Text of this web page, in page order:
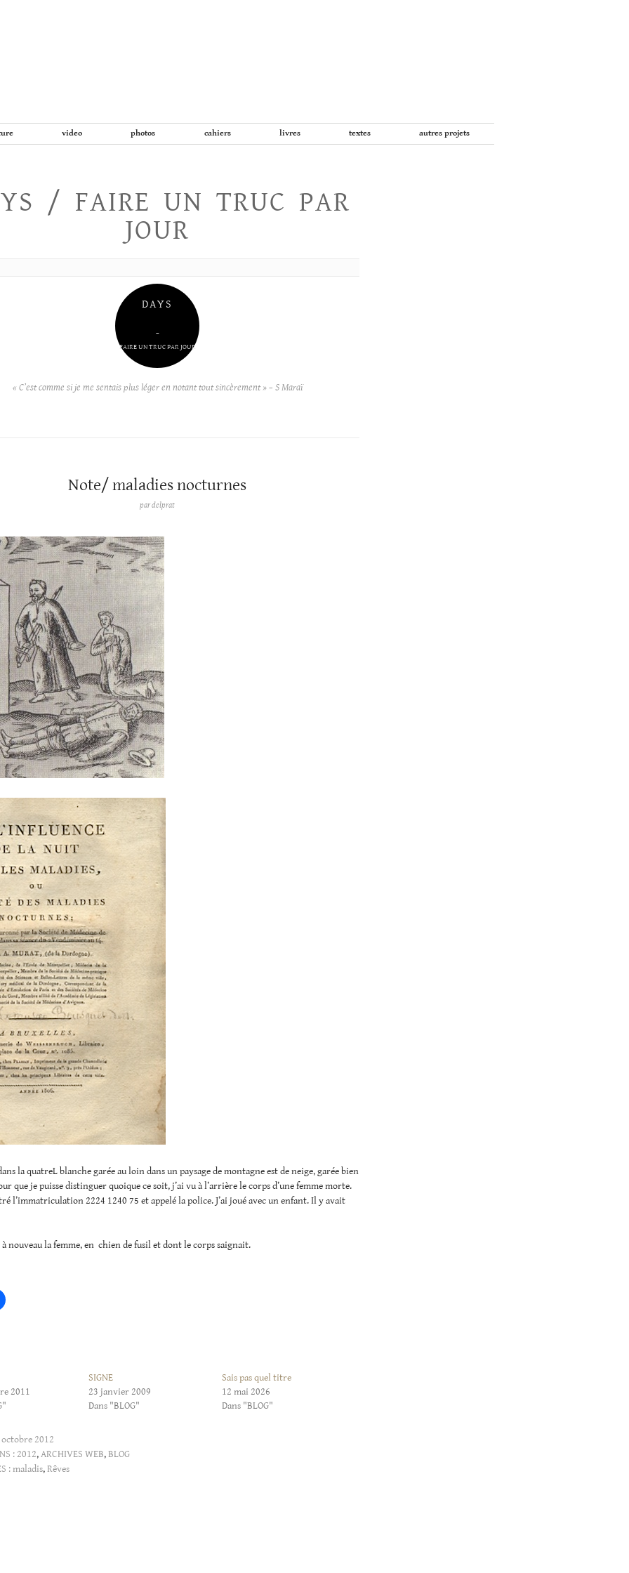
video photos cahiers livres textes autres projets
/ FAIRE UN TRUC PAR
JOUR
DAYS
–
FAIRE UN TRUC PAR JOUR
« C’est comme si je me sentais plus léger en notant tout sincèrement » – S Maraï
Note/ maladies nocturnes
pardelprat
la quatreL blanche garée au loin dans un paysage de montagne est de neige, garée bien
que je puisse distinguer quoique ce soit, j’ai vu à l’arrière le corps d’une femme morte.
l’immatriculation 2224 1240 75 et appelé la police. J’ai joué avec un enfant. Il y avait
à nouveau la femme, en chien de fusil et dont le corps saignait.
2011
SIGNE
23 janvier 2009
Dans "BLOG"
Sais pas quel titre
12 mai 2026
Dans "BLOG"
octobre 2012
: 2012,ARCHIVES WEB,BLOG
:maladis,Rêves